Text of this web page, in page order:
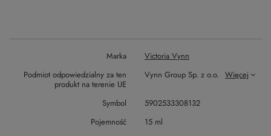
Marka
Victoria Vynn
Podmiot odpowiedzialny za ten
produkt na terenie UE
Vynn Group Sp. z o.o. Więcej
Symbol
5902533308132
Pojemność
15 ml